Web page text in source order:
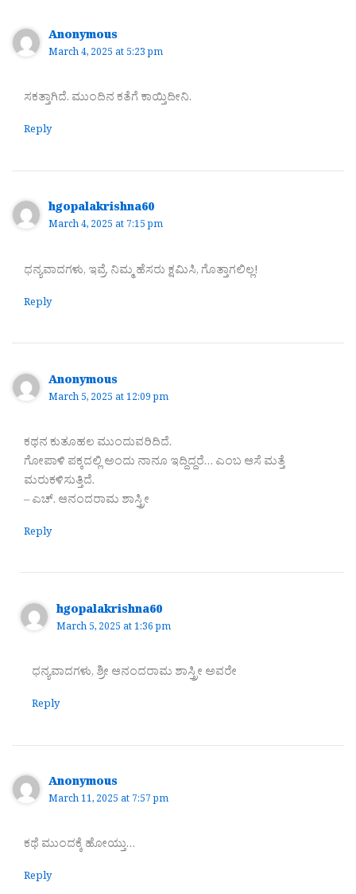
Anonymous
March 4, 2025 at 5:23 pm
ಸಕತ್ತಾಗಿದೆ. ಮುಂದಿನ ಕತೆಗೆ ಕಾಯ್ತಿದೀನಿ.
Reply
hgopalakrishna60
March 4, 2025 at 7:15 pm
ಧನ್ಯವಾದಗಳು, ಇವ್ರೆ. ನಿಮ್ಮ ಹೆಸರು ಕ್ಷಮಿಸಿ, ಗೊತ್ತಾಗಲಿಲ್ಲ!
Reply
Anonymous
March 5, 2025 at 12:09 pm
ಕಥನ ಕುತೂಹಲ ಮುಂದುವರಿದಿದೆ.
ಗೋಪಾಳಿ ಪಕ್ಕದಲ್ಲಿ ಅಂದು ನಾನೂ ಇದ್ದಿದ್ದರೆ… ಎಂಬ ಆಸೆ ಮತ್ತೆ
ಮರುಕಳಿಸುತ್ತಿದೆ.
– ಎಚ್. ಆನಂದರಾಮ ಶಾಸ್ತ್ರೀ
Reply
hgopalakrishna60
March 5, 2025 at 1:36 pm
ಧನ್ಯವಾದಗಳು, ಶ್ರೀ ಆನಂದರಾಮ ಶಾಸ್ತ್ರೀ ಅವರೇ
Reply
Anonymous
March 11, 2025 at 7:57 pm
ಕಥೆ ಮುಂದಕ್ಕೆ ಹೋಯ್ತು…
Reply